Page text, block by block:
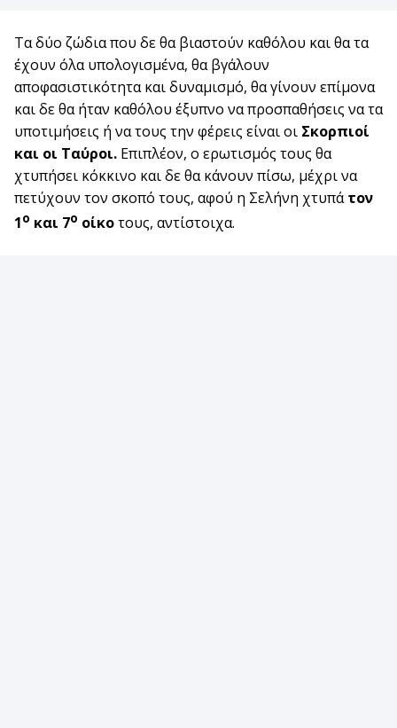
Τα δύο ζώδια που δε θα βιαστούν καθόλου και θα τα
έχουν όλα υπολογισμένα, θα βγάλουν
αποφασιστικότητα και δυναμισμό, θα γίνουν επίμονα
και δε θα ήταν καθόλου έξυπνο να προσπαθήσεις να τα
υποτιμήσεις ή να τους την φέρεις είναι οι Σκορπιοί
και οι Ταύροι. Επιπλέον, ο ερωτισμός τους θα
χτυπήσει κόκκινο και δε θα κάνουν πίσω, μέχρι να
πετύχουν τον σκοπό τους, αφού η Σελήνη χτυπάτον
1ο και 7ο οίκοτους, αντίστοιχα.